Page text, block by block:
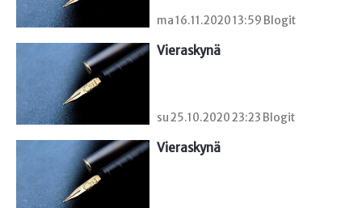
ma 16.11.2020 13:59 Blogit
Vieraskynä
su 25.10.2020 23:23 Blogit
Vieraskynä